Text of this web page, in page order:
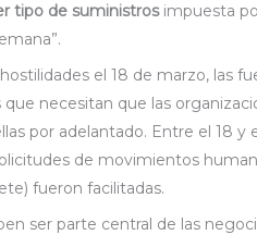
tipo de suministrosimpuesta
el 18 de marzo, las
que necesitan que las
por adelantado. Entre el 18 y
de movimientos
fueron facilitadas.
ser parte central de las